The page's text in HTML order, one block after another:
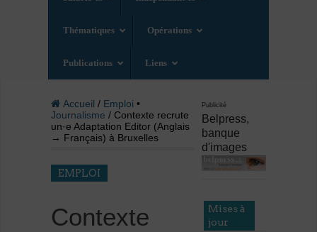
Thématiques Opérations
Publications Liens
Accueil / Emploi •
Journalisme / Contexte recrute
un·e Adaptation Editor (Anglais
→ Français) à Bruxelles
EMPLOI
Contexte
Publicité
Belpress,
banque
d'images
Mises à
jour